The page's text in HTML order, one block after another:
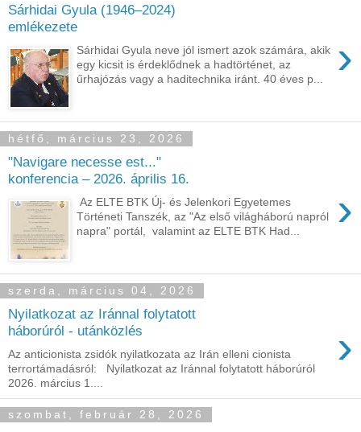
Sárhidai Gyula (1946–2024)
emlékezete
›
Sárhidai Gyula neve jól ismert azok számára, akik
egy kicsit is érdeklődnek a hadtörténet, az
űrhajózás vagy a haditechnika iránt. 40 éves p...
hétfő, március 23, 2026
"Navigare necesse est..."
konferencia – 2026. április 16.
›
Az ELTE BTK Új- és Jelenkori Egyetemes
Történeti Tanszék, az "Az első világháború napról
napra" portál, valamint az ELTE BTK Had...
szerda, március 04, 2026
Nyilatkozat az Iránnal folytatott
háborúról - utánközlés
›
Az anticionista zsidók nyilatkozata az Irán elleni cionista
terrortámadásról: Nyilatkozat az Iránnal folytatott háborúról
2026. március 1....
szombat, február 28, 2026